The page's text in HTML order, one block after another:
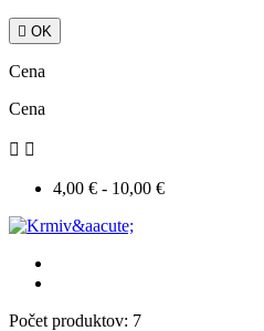
 OK
Cena
Cena
 
4,00 € - 10,00 €
Počet produktov: 7